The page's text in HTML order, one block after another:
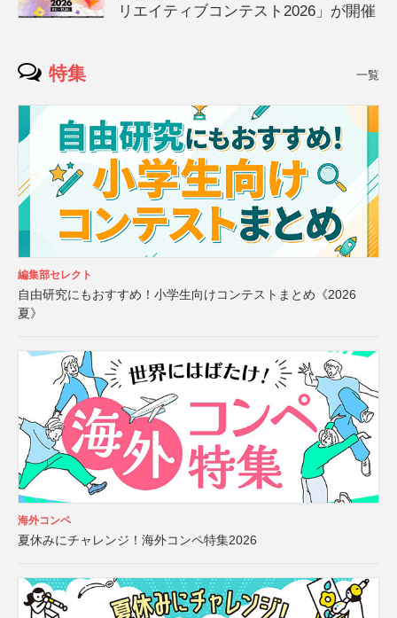
リエイティブコンテスト2026」が開催
特集 一覧
編集部セレクト
自由研究にもおすすめ！小学生向けコンテストまとめ《2026
夏》
海外コンペ
夏休みにチャレンジ！海外コンペ特集2026